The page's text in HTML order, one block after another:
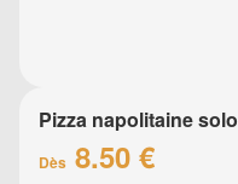
Pizza napolitaine solo
Dès 8.50 €